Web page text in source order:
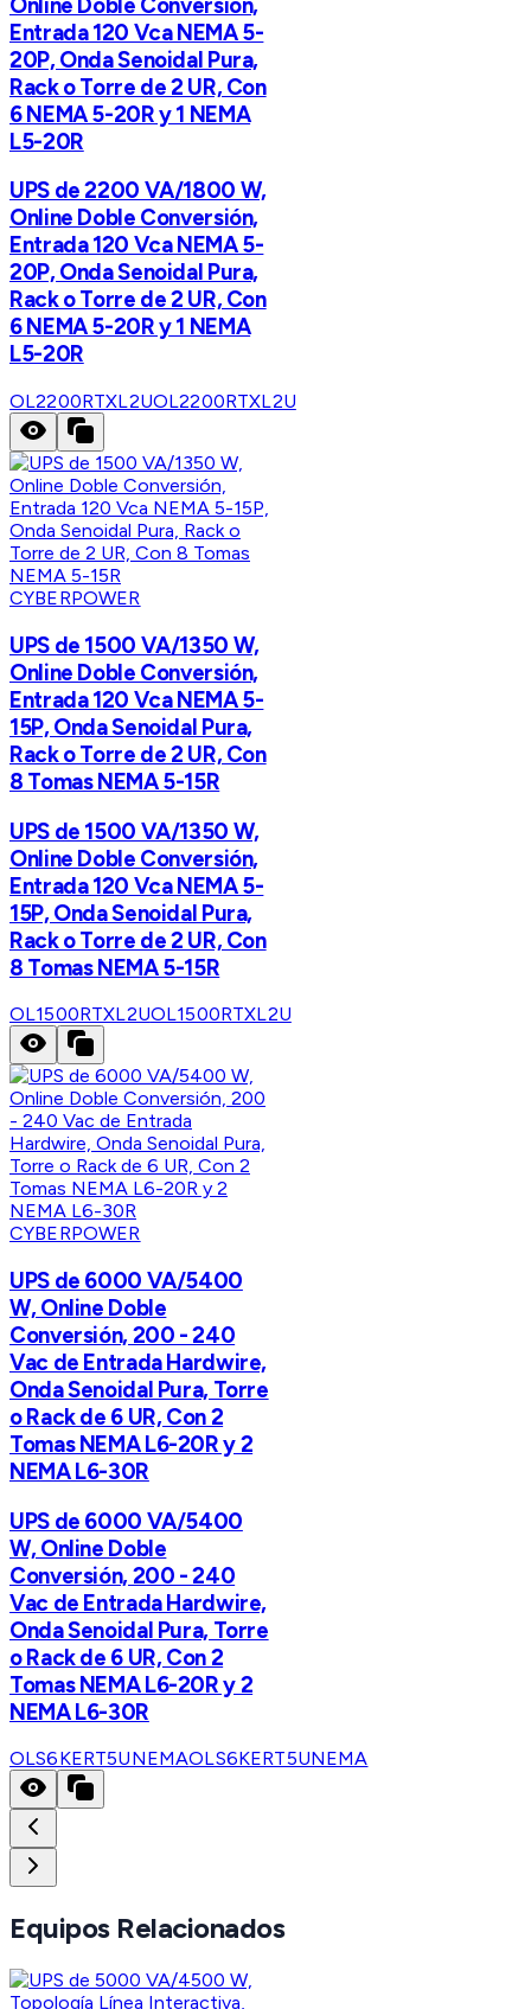
Entrada 120 Vca NEMA 5-
20P, Onda Senoidal Pura,
Rack o Torre de 2 UR, Con
6 NEMA 5-20R y 1 NEMA
L5-20R
UPS de 2200 VA/1800 W,
Online Doble Conversión,
Entrada 120 Vca NEMA 5-
20P, Onda Senoidal Pura,
Rack o Torre de 2 UR, Con
6 NEMA 5-20R y 1 NEMA
L5-20R
OL2200RTXL2UOL2200RTXL2U
CYBERPOWER
UPS de 1500 VA/1350 W,
Online Doble Conversión,
Entrada 120 Vca NEMA 5-
15P, Onda Senoidal Pura,
Rack o Torre de 2 UR, Con
8 Tomas NEMA 5-15R
UPS de 1500 VA/1350 W,
Online Doble Conversión,
Entrada 120 Vca NEMA 5-
15P, Onda Senoidal Pura,
Rack o Torre de 2 UR, Con
8 Tomas NEMA 5-15R
OL1500RTXL2UOL1500RTXL2U
CYBERPOWER
UPS de 6000 VA/5400
W, Online Doble
Conversión, 200 - 240
Vac de Entrada Hardwire,
Onda Senoidal Pura, Torre
o Rack de 6 UR, Con 2
Tomas NEMA L6-20R y 2
NEMA L6-30R
UPS de 6000 VA/5400
W, Online Doble
Conversión, 200 - 240
Vac de Entrada Hardwire,
Onda Senoidal Pura, Torre
o Rack de 6 UR, Con 2
Tomas NEMA L6-20R y 2
NEMA L6-30R
OLS6KERT5UNEMAOLS6KERT5UNEMA
Equipos Relacionados